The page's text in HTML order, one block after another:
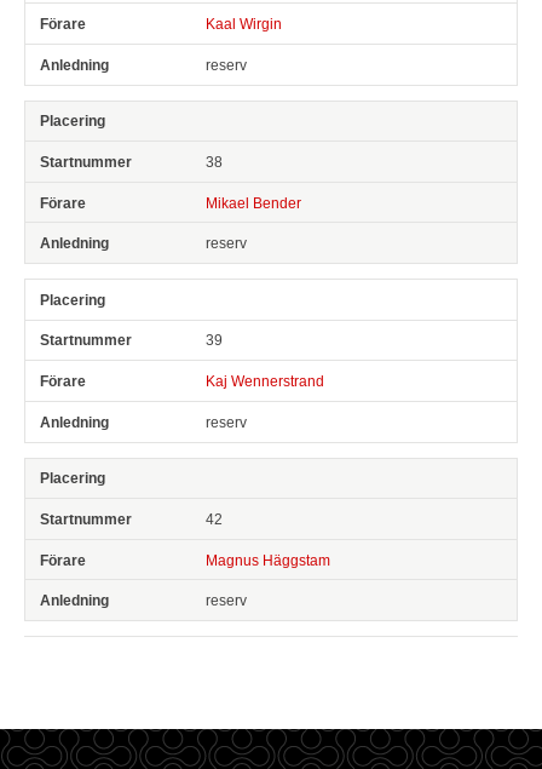
Kaal Wirgin
reserv
38
Mikael Bender
reserv
39
Kaj Wennerstrand
reserv
42
Magnus Häggstam
reserv